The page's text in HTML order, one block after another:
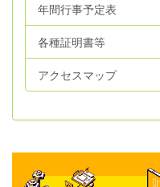
年間行事予定表
各種証明書等
アクセスマップ